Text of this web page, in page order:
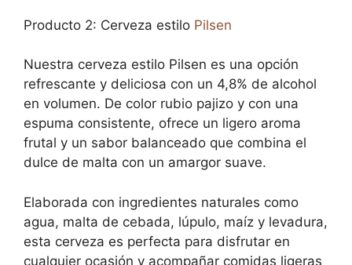
Producto 2: Cerveza estilo Pilsen
Nuestra cerveza estilo Pilsen es una opción
refrescante y deliciosa con un 4,8% de alcohol
en volumen. De color rubio pajizo y con una
espuma consistente, ofrece un ligero aroma
frutal y un sabor balanceado que combina el
dulce de malta con un amargor suave.
Elaborada con ingredientes naturales como
agua, malta de cebada, lúpulo, maíz y levadura,
esta cerveza es perfecta para disfrutar en
cualquier ocasión y acompañar comidas ligeras